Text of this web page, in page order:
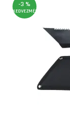
-3 %
KEDVEZMÉNY